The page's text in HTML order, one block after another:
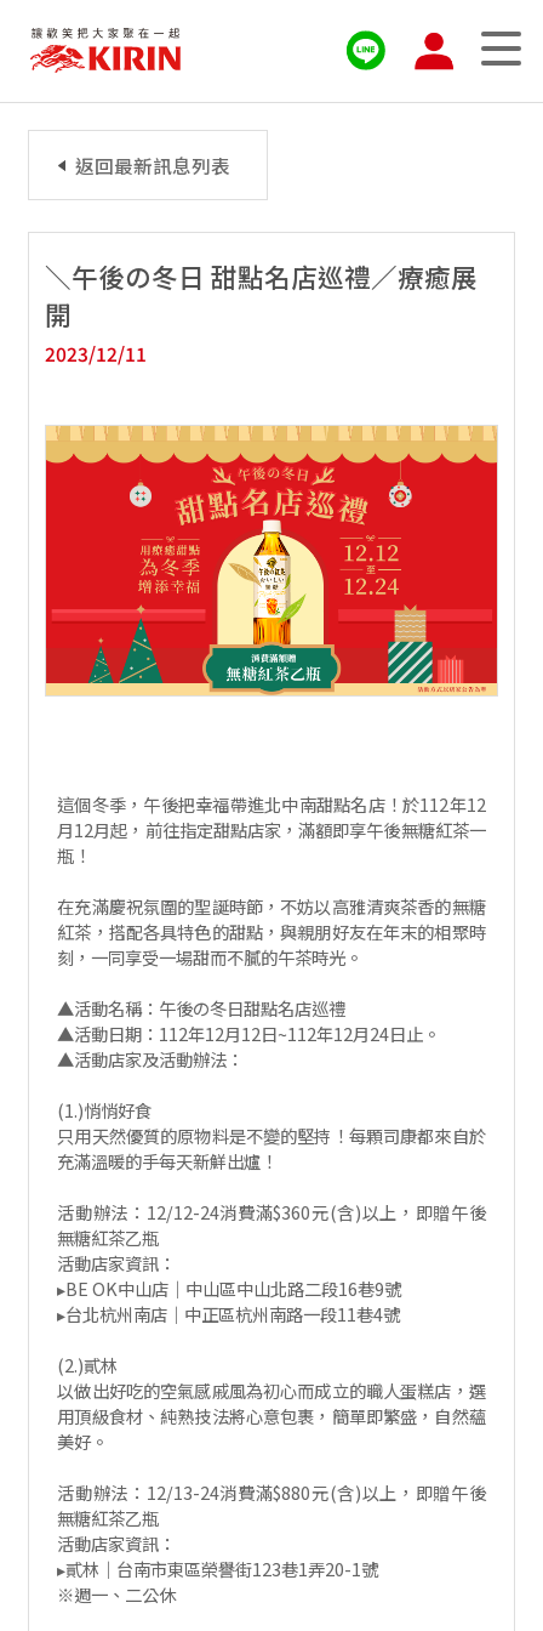
＼午後の冬日 甜點名店巡禮／療癒展
開
2023/12/11
這個冬季，午後把幸福帶進北中南甜點名店！於112年12
月12月起，前往指定甜點店家，滿額即享午後無糖紅茶一
瓶！
在充滿慶祝氛圍的聖誕時節，不妨以高雅清爽茶香的無糖
紅茶，搭配各具特色的甜點，與親朋好友在年末的相聚時
刻，一同享受一場甜而不膩的午茶時光。
▲活動名稱：午後の冬日甜點名店巡禮
▲活動日期：112年12月12日~112年12月24日止。
▲活動店家及活動辦法：
(1.)悄悄好食
只用天然優質的原物料是不變的堅持！每顆司康都來自於
充滿溫暖的手每天新鮮出爐！
活動辦法：12/12-24消費滿$360元(含)以上，即贈午後
無糖紅茶乙瓶
活動店家資訊：
▸BE OK中山店｜中山區中山北路二段16巷9號
▸台北杭州南店｜中正區杭州南路一段11巷4號
(2.)貳林
以做出好吃的空氣感戚風為初心而成立的職人蛋糕店，選
用頂級食材、純熟技法將心意包裹，簡單即繁盛，自然蘊
美好。
活動辦法：12/13-24消費滿$880元(含)以上，即贈午後
無糖紅茶乙瓶
活動店家資訊：
▸貳林｜台南市東區榮譽街123巷1弄20-1號
※週一、二公休
返回最新訊息列表